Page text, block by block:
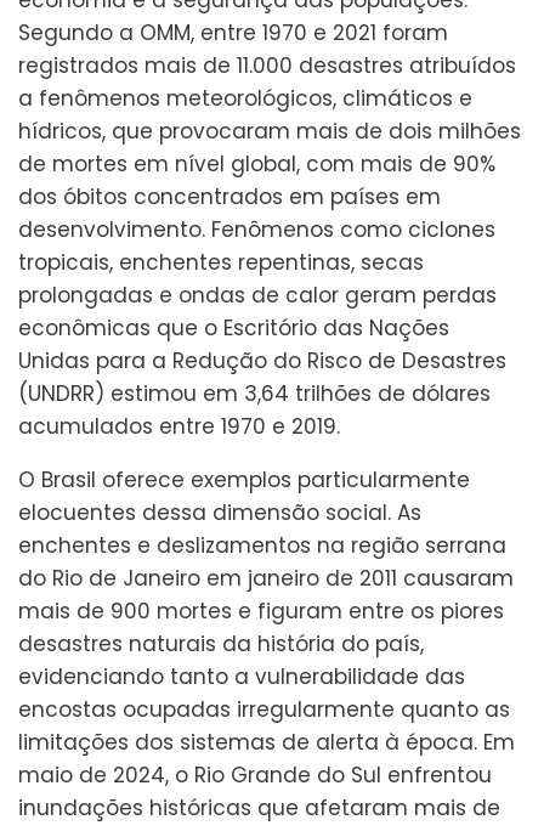
Segundo a OMM, entre 1970 e 2021 foram
registrados mais de 11.000 desastres atribuídos
a fenômenos meteorológicos, climáticos e
hídricos, que provocaram mais de dois milhões
de mortes em nível global, com mais de 90%
dos óbitos concentrados em países em
desenvolvimento. Fenômenos como ciclones
tropicais, enchentes repentinas, secas
prolongadas e ondas de calor geram perdas
econômicas que o Escritório das Nações
Unidas para a Redução do Risco de Desastres
(UNDRR) estimou em 3,64 trilhões de dólares
acumulados entre 1970 e 2019.
O Brasil oferece exemplos particularmente
elocuentes dessa dimensão social. As
enchentes e deslizamentos na região serrana
do Rio de Janeiro em janeiro de 2011 causaram
mais de 900 mortes e figuram entre os piores
desastres naturais da história do país,
evidenciando tanto a vulnerabilidade das
encostas ocupadas irregularmente quanto as
limitações dos sistemas de alerta à época. Em
maio de 2024, o Rio Grande do Sul enfrentou
inundações históricas que afetaram mais de